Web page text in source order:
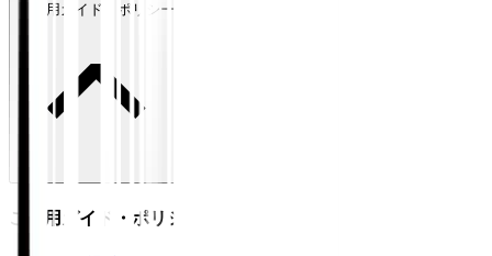
ご利用ガイド・ポリシー
ご利用ガイド・ポリシー